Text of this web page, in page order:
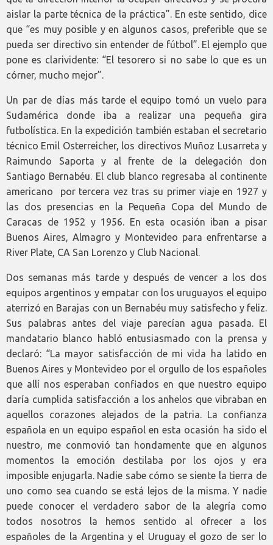
aislar la parte técnica de la práctica”. En este sentido, dice
que “es muy posible y en algunos casos, preferible que se
pueda ser directivo sin entender de fútbol”. El ejemplo que
pone es clarividente: “El tesorero si no sabe lo que es un
córner, mucho mejor”.
Un par de días más tarde el equipo tomó un vuelo para
Sudamérica donde iba a realizar una pequeña gira
futbolística. En la expedición también estaban el secretario
técnico Emil Osterreicher, los directivos Muñoz Lusarreta y
Raimundo Saporta y al frente de la delegación don
Santiago Bernabéu. El club blanco regresaba al continente
americano por tercera vez tras su primer viaje en 1927 y
las dos presencias en la Pequeña Copa del Mundo de
Caracas de 1952 y 1956. En esta ocasión iban a pisar
Buenos Aires, Almagro y Montevideo para enfrentarse a
River Plate, CA San Lorenzo y Club Nacional.
Dos semanas más tarde y después de vencer a los dos
equipos argentinos y empatar con los uruguayos el equipo
aterrizó en Barajas con un Bernabéu muy satisfecho y feliz.
Sus palabras antes del viaje parecían agua pasada. El
mandatario blanco habló entusiasmado con la prensa y
declaró: “La mayor satisfacción de mi vida ha latido en
Buenos Aires y Montevideo por el orgullo de los españoles
que allí nos esperaban confiados en que nuestro equipo
daría cumplida satisfacción a los anhelos que vibraban en
aquellos corazones alejados de la patria. La confianza
española en un equipo español en esta ocasión ha sido el
nuestro, me conmovió tan hondamente que en algunos
momentos la emoción destilaba por los ojos y era
imposible enjugarla. Nadie sabe cómo se siente la tierra de
uno como sea cuando se está lejos de la misma. Y nadie
puede conocer el verdadero sabor de la alegría como
todos nosotros la hemos sentido al ofrecer a los
españoles de la Argentina y el Uruguay el gozo de ser lo